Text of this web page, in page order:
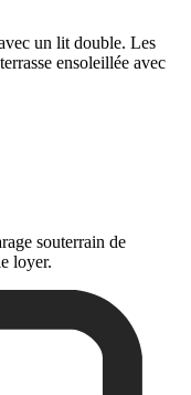
un lit double. Les
ensoleillée avec
souterrain de
loyer.